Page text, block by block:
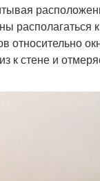
располагаться
относительно
к стене и